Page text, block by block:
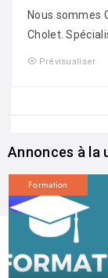
Nous sommes
Cholet.
Prévisualiser
Annonces à la
Formation